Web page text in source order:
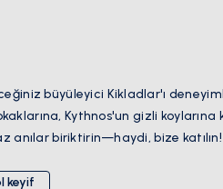
büyüleyici Kikladlar'ı
Kythnos'un gizli koylarına
anılar biriktirin—haydi, bize katılın!
keyif